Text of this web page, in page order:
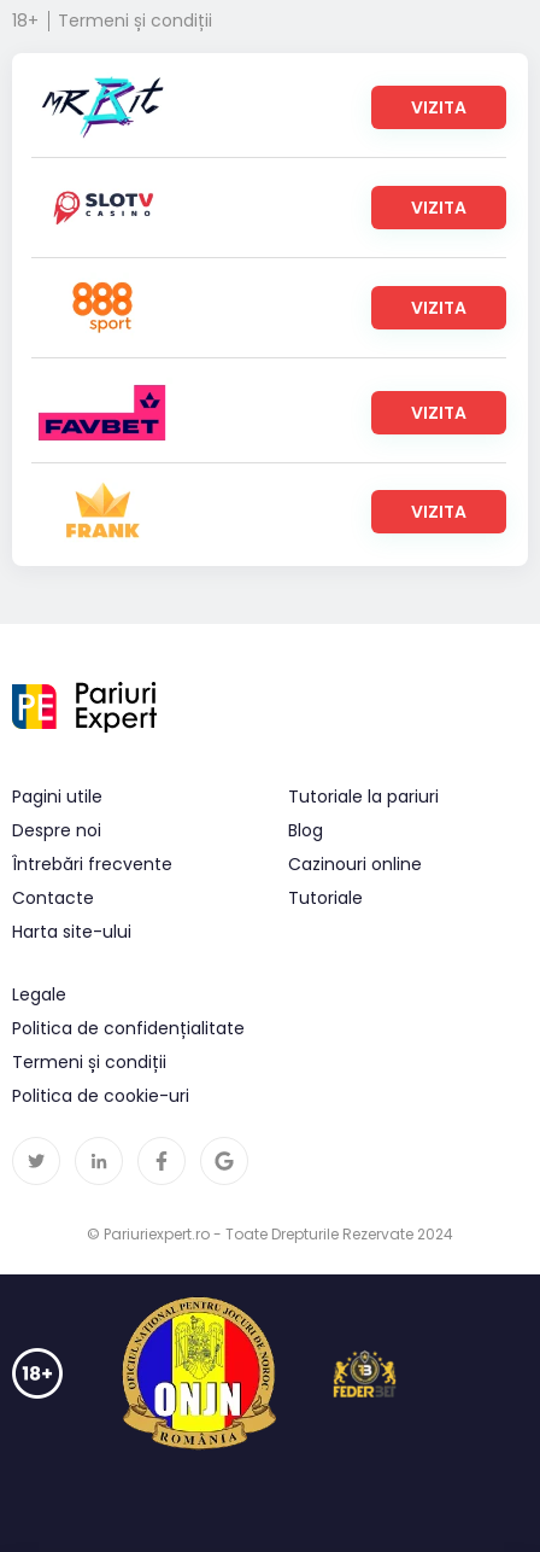
18+ Termeni și condiții
VIZITA
VIZITA
VIZITA
VIZITA
VIZITA
Pagini utile
Despre noi
Întrebări frecvente
Contacte
Harta site-ului
Tutoriale la pariuri
Blog
Cazinouri online
Tutoriale
Legale
Politica de confidențialitate
Termeni și condiții
Politica de cookie-uri
© Pariuriexpert.ro - Toate Drepturile Rezervate 2024